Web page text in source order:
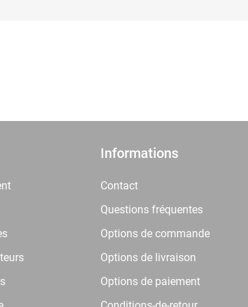
Informations
Contact
Questions fréquentes
Options de commande
Options de livraison
Options de paiement